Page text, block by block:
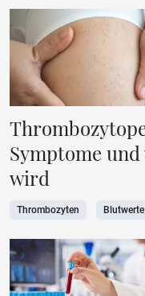
Symptome
wird
Thrombozyten Blutwerte